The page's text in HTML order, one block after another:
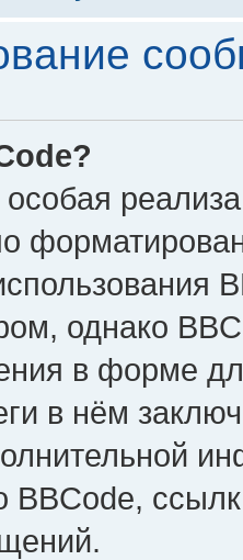
однако
в форме
в нём
BBCode,